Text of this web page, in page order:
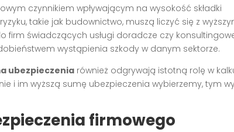
czynnikiem wpływającym na wysokość składki
takie jak budownictwo, muszą liczyć się z
firm świadczących usługi doradcze czy
wystąpienia szkody w danym sektorze.
ubezpieczenia również odgrywają istotną rolę w
i im wyższą sumę ubezpieczenia wybierzemy, tym
firmowego